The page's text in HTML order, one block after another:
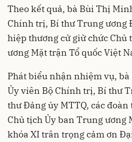
Theo kết quả, bà Bùi Thị
Chính trị, Bí thư Trung ương
hiệp thương cử giữ chức Chủ
ương Mặt trận Tổ quốc Việt
Phát biểu nhận nhiệm vụ,
Ủy viên Bộ Chính trị, Bí thư
thư Đảng ủy MTTQ, các
Chủ tịch Ủy ban Trung ương
khóa XI trân trọng cảm ơn